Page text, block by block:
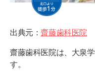
出典元：齋藤歯科医院
齋藤歯科医院は、大泉
す。